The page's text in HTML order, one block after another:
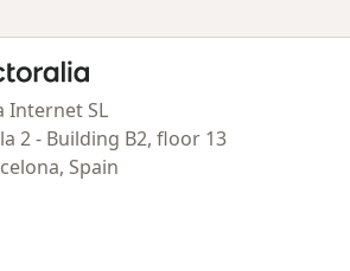
de inicio
Internet SL
2 - Building B2, floor 13
Spain